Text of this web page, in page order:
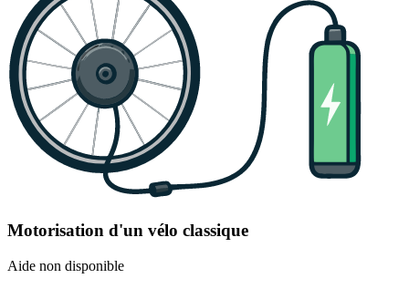
Motorisation d'un vélo classique
Aide non disponible